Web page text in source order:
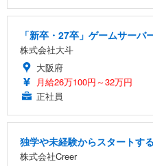
「新卒・27卒」ゲームサー
株式会社大斗
大阪府
月給26万100円～32万円
正社員
独学や未経験からスタートす
株式会社Creer